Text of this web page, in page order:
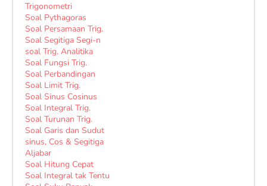
Trigonometri
Soal Pythagoras
Soal Persamaan Trig.
Soal Segitiga Segi-n
soal Trig. Analitika
Soal Fungsi Trig.
Soal Perbandingan
Soal Limit Trig.
Soal Sinus Cosinus
Soal Integral Trig.
Soal Turunan Trig.
Soal Garis dan Sudut
sinus, Cos & Segitiga
Aljabar
Soal Hitung Cepat
Soal Integral tak Tentu